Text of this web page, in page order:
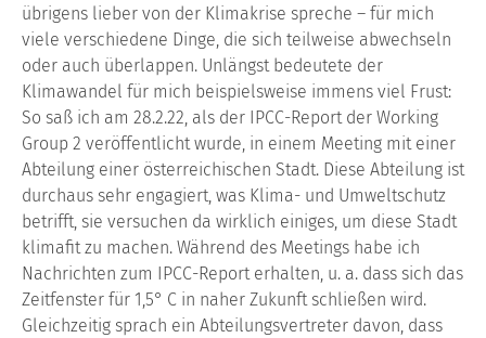
übrigens lieber von der Klimakrise spreche – für mich
viele verschiedene Dinge, die sich teilweise abwechseln
oder auch überlappen. Unlängst bedeutete der
Klimawandel für mich beispielsweise immens viel Frust:
So saß ich am 28.2.22, als der IPCC-Report der Working
Group 2 veröffentlicht wurde, in einem Meeting mit einer
Abteilung einer österreichischen Stadt. Diese Abteilung ist
durchaus sehr engagiert, was Klima- und Umweltschutz
betrifft, sie versuchen da wirklich einiges, um diese Stadt
klimafit zu machen. Während des Meetings habe ich
Nachrichten zum IPCC-Report erhalten, u. a. dass sich das
Zeitfenster für 1,5° C in naher Zukunft schließen wird.
Gleichzeitig sprach ein Abteilungsvertreter davon, dass